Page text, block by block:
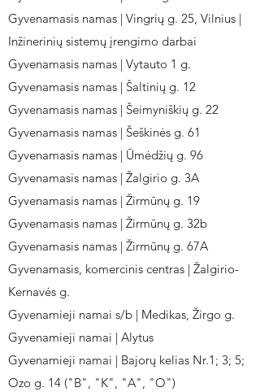
Gyvenamasis namas | Vingrių g. 25, Vilnius |
Inžinerinių sistemų įrengimo darbai
Gyvenamasis namas | Vytauto 1 g.
Gyvenamasis namas | Šaltinių g. 12
Gyvenamasis namas | Šeimyniškių g. 22
Gyvenamasis namas | Šeškinės g. 61
Gyvenamasis namas | Ūmėdžių g. 96
Gyvenamasis namas | Žalgirio g. 3A
Gyvenamasis namas | Žirmūnų g. 19
Gyvenamasis namas | Žirmūnų g. 32b
Gyvenamasis namas | Žirmūnų g. 67A
Gyvenamasis, komercinis centras | Žalgirio-
Kernavės g.
Gyvenamieji namai s/b | Medikas, Žirgo g.
Gyvenamieji namai | Alytus
Gyvenamieji namai | Bajorų kelias Nr.1; 3; 5;
Ozo g. 14 ("B", "K", "A", "O")